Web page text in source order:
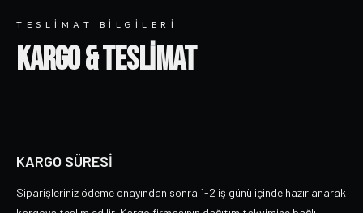
TESLIMAT BILGILERI
KARGO & TESLİMAT
KARGO SÜRESİ
Siparişleriniz ödeme onayından sonra 1-2 iş günü içinde hazırlanarak